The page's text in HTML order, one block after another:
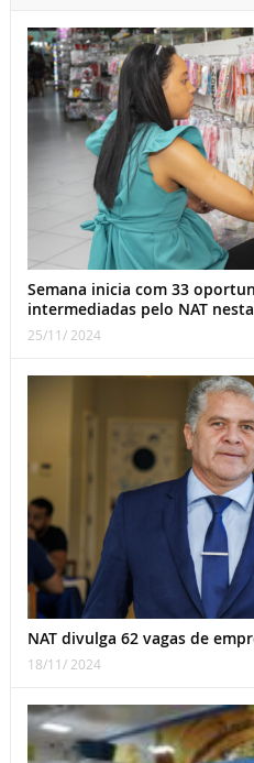
Semana inicia com 33
intermediadas pelo NAT
25/11/ 2024
NAT divulga 62 vagas de
18/11/ 2024